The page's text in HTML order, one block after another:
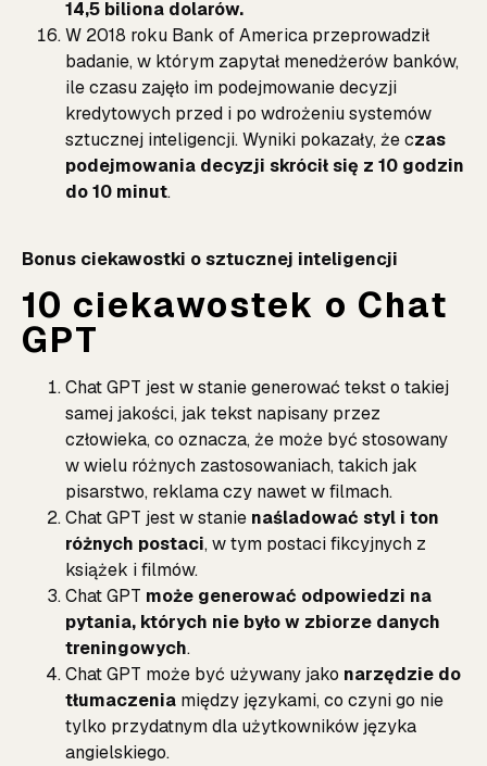
14,5 biliona dolarów.
W 2018 roku Bank of America przeprowadził
badanie, w którym zapytał menedżerów banków,
ile czasu zajęło im podejmowanie decyzji
kredytowych przed i po wdrożeniu systemów
sztucznej inteligencji. Wyniki pokazały, że czas
podejmowania decyzji skrócił się z 10 godzin
do 10 minut.
Bonus ciekawostki o sztucznej inteligencji
10 ciekawostek o Chat
GPT
Chat GPT jest w stanie generować tekst o takiej
samej jakości, jak tekst napisany przez
człowieka, co oznacza, że ​​może być stosowany
w wielu różnych zastosowaniach, takich jak
pisarstwo, reklama czy nawet w filmach.
Chat GPT jest w stanie naśladować styl i ton
różnych postaci, w tym postaci fikcyjnych z
książek i filmów.
Chat GPT może generować odpowiedzi na
pytania, których nie było w zbiorze danych
treningowych.
Chat GPT może być używany jako narzędzie do
tłumaczenia między językami, co czyni go nie
tylko przydatnym dla użytkowników języka
angielskiego.